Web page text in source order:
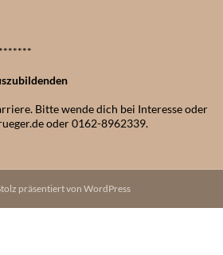
Bitte wende dich bei Interesse oder
oder 0162-8962339.
präsentiert von WordPress